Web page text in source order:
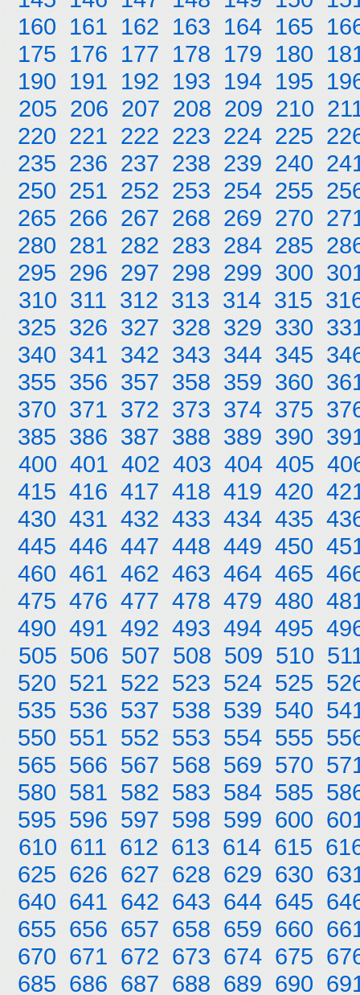
160 161 162 163 164 165
175 176 177 178 179 180
190 191 192 193 194 195
205 206 207 208 209 210
220 221 222 223 224 225
235 236 237 238 239 240
250 251 252 253 254 255
265 266 267 268 269 270
280 281 282 283 284 285
295 296 297 298 299 300
310 311 312 313 314 315
325 326 327 328 329 330
340 341 342 343 344 345
355 356 357 358 359 360
370 371 372 373 374 375
385 386 387 388 389 390
400 401 402 403 404 405
415 416 417 418 419 420
430 431 432 433 434 435
445 446 447 448 449 450
460 461 462 463 464 465
475 476 477 478 479 480
490 491 492 493 494 495
505 506 507 508 509 510
520 521 522 523 524 525
535 536 537 538 539 540
550 551 552 553 554 555
565 566 567 568 569 570
580 581 582 583 584 585
595 596 597 598 599 600
610 611 612 613 614 615
625 626 627 628 629 630
640 641 642 643 644 645
655 656 657 658 659 660
670 671 672 673 674 675
685 686 687 688 689 690